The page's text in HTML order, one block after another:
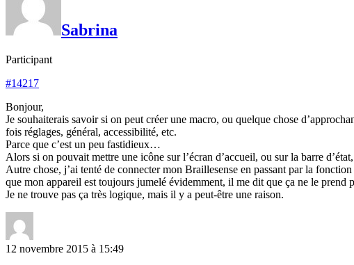
Sabrina
Participant
#14217
Bonjour,
Je souhaiterais savoir si on peut créer une macro, ou quelque chose
fois réglages, général, accessibilité, etc.
Parce que c’est un peu fastidieux…
Alors si on pouvait mettre une icône sur l’écran d’accueil, ou sur la barre
Autre chose, j’ai tenté de connecter mon Braillesense en passant par la
que mon appareil est toujours jumelé évidemment, il me dit que ça ne le prend
Je ne trouve pas ça très logique, mais il y a peut-être une raison.
12 novembre 2015 à 15:49